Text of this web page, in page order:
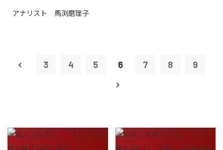
アナリスト 馬渕磨理子
3 4 5 6 7 8 9